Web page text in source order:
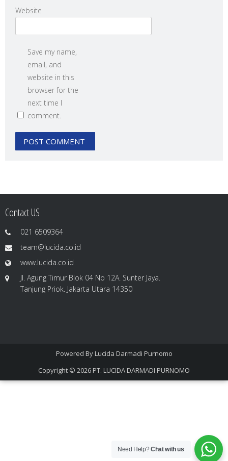
Website
Save my name,
email, and
website in this
browser for the
next time I
comment.
Contact US
021 6509364
team@lucida.co.id
www.lucida.co.id
Jl. Agung Timur Blok 04 No 12A. Sunter Jaya.
Tanjung Priok. Jakarta Utara 14350
Powered ByLucida Darmadi Purnomo
Copyright © 2026PT. LUCIDA DARMADI PURNOMO
Need Help?Chat with us